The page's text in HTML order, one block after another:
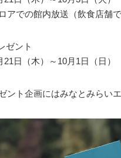
アでの館内放送（飲食店舗
ゼント
21日（木）～10月1日（日）
ント企画にはみなとみらい